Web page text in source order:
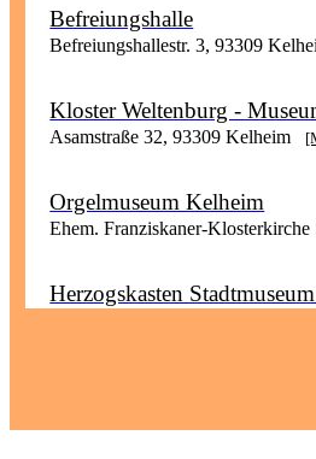
Befreiungshalle
Befreiungshallestr. 3, 93309
Kloster Weltenburg -
Asamstraße 32, 93309 Kelheim
Orgelmuseum Kelheim
Ehem. Franziskaner-
Herzogskasten